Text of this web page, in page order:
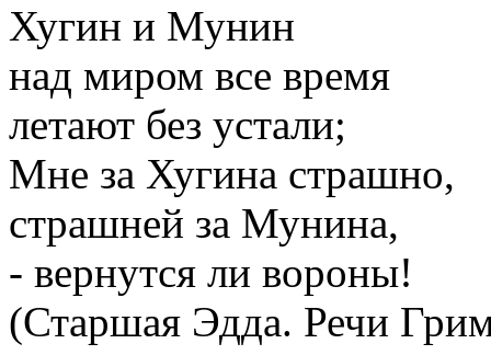
Хугин и Мунин
над миром все время
летают без устали;
Мне за Хугина страшно,
страшней за Мунина,
- вернутся ли вороны!
(Старшая Эдда. Речи